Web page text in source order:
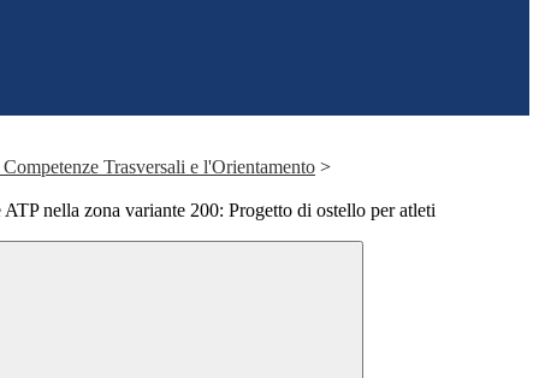
Trasversali e l'Orientamento >
nella zona variante 200: Progetto di ostello per atleti